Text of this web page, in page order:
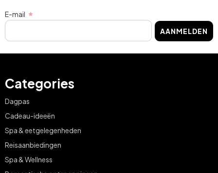
E-mail
AANMELDEN
Categories
Dagpas
Cadeau-ideeën
Spa & eetgelegenheden
Reisaanbiedingen
Spa & Wellness